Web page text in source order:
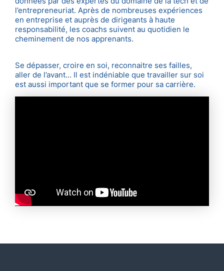
l’entrepreneuriat. Après de nombreuses expériences
en entreprise et auprès de dirigeants à haute
responsabilité, les coachs suivent au quotidien le
cheminement de nos apprenants.
Se dépasser, croire en soi, reconnaitre ses failles,
aller de l’avant… Il est indéniable que travailler sur soi
est aussi important que se former pour sa carrière.